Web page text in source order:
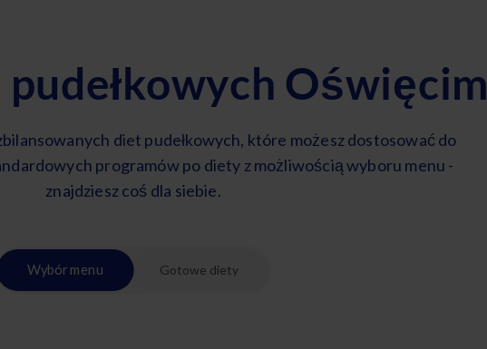
Oświęcim
diet pudełkowych, które możesz dostosować do
programów po diety z możliwością wyboru menu -
znajdziesz coś dla siebie.
Wybór menu Gotowe diety